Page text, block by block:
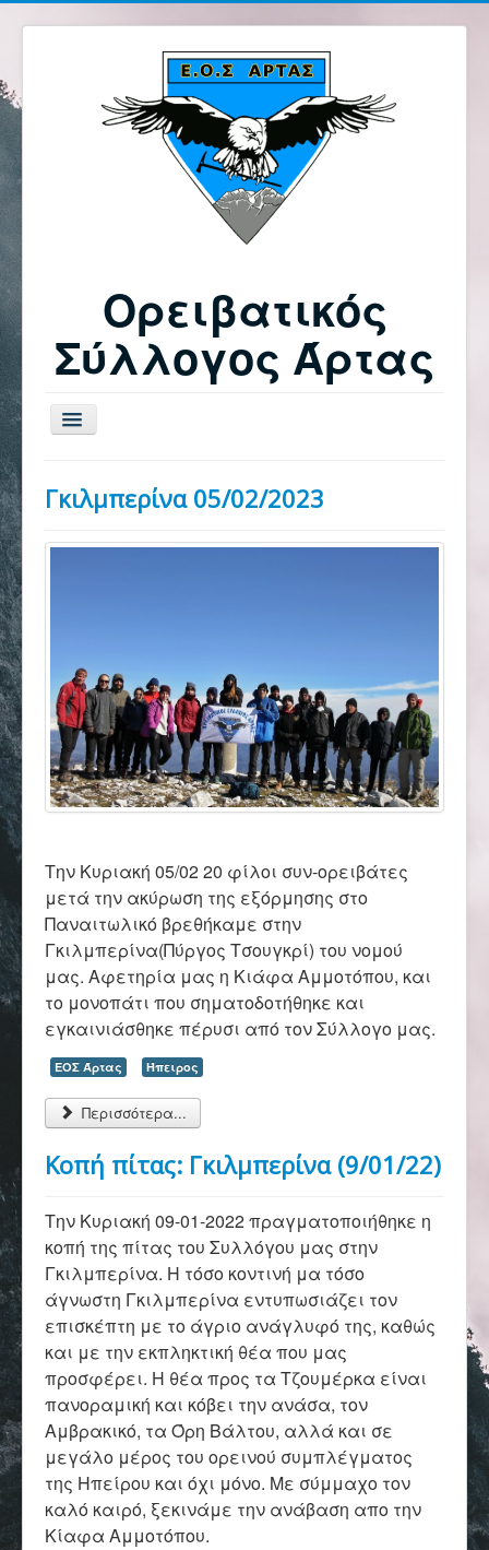
Ορειβατικός
Σύλλογος Άρτας
Εναλλαγή
πλοήγησης
Αρχική
Ορειβασία
Αναρρίχηση
Φωτο - Video
Επικοινωνία
Γκιλμπερίνα 05/02/2023
Την Κυριακή 05/02 20 φίλοι συν-ορειβάτες
μετά την ακύρωση της εξόρμησης στο
Παναιτωλικό βρεθήκαμε στην
Γκιλμπερίνα(Πύργος Τσουγκρί) του νομού
μας. Αφετηρία μας η Κιάφα Αμμοτόπου, και
το μονοπάτι που σηματοδοτήθηκε και
εγκαινιάσθηκε πέρυσι από τον Σύλλογο μας.
ΕΟΣ Άρτας Ήπειρος
Περισσότερα...
Κοπή πίτας: Γκιλμπερίνα (9/01/22)
Την Κυριακή 09-01-2022 πραγματοποιήθηκε η
κοπή της πίτας του Συλλόγου μας στην
Γκιλμπερίνα. Η τόσο κοντινή μα τόσο
άγνωστη Γκιλμπερίνα εντυπωσιάζει τον
επισκέπτη με το άγριο ανάγλυφό της, καθώς
και με την εκπληκτική θέα που μας
προσφέρει. Η θέα προς τα Τζουμέρκα είναι
πανοραμική και κόβει την ανάσα, τον
Αμβρακικό, τα Όρη Βάλτου, αλλά και σε
μεγάλο μέρος του ορεινού συμπλέγματος
της Ηπείρου και όχι μόνο. Με σύμμαχο τον
καλό καιρό, ξεκινάμε την ανάβαση απο την
Κίαφα Αμμοτόπου.